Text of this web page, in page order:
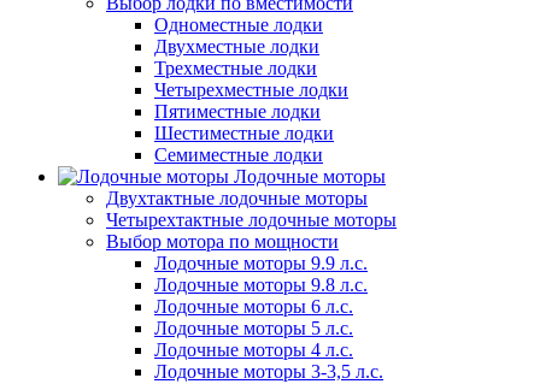
Одноместные лодки
Двухместные лодки
Трехместные лодки
Четырехместные лодки
Пятиместные лодки
Шестиместные лодки
Семиместные лодки
Лодочные моторы
Двухтактные лодочные моторы
Четырехтактные лодочные моторы
Выбор мотора по мощности
Лодочные моторы 9.9 л.с.
Лодочные моторы 9.8 л.с.
Лодочные моторы 6 л.с.
Лодочные моторы 5 л.с.
Лодочные моторы 4 л.с.
Лодочные моторы 3-3,5 л.с.